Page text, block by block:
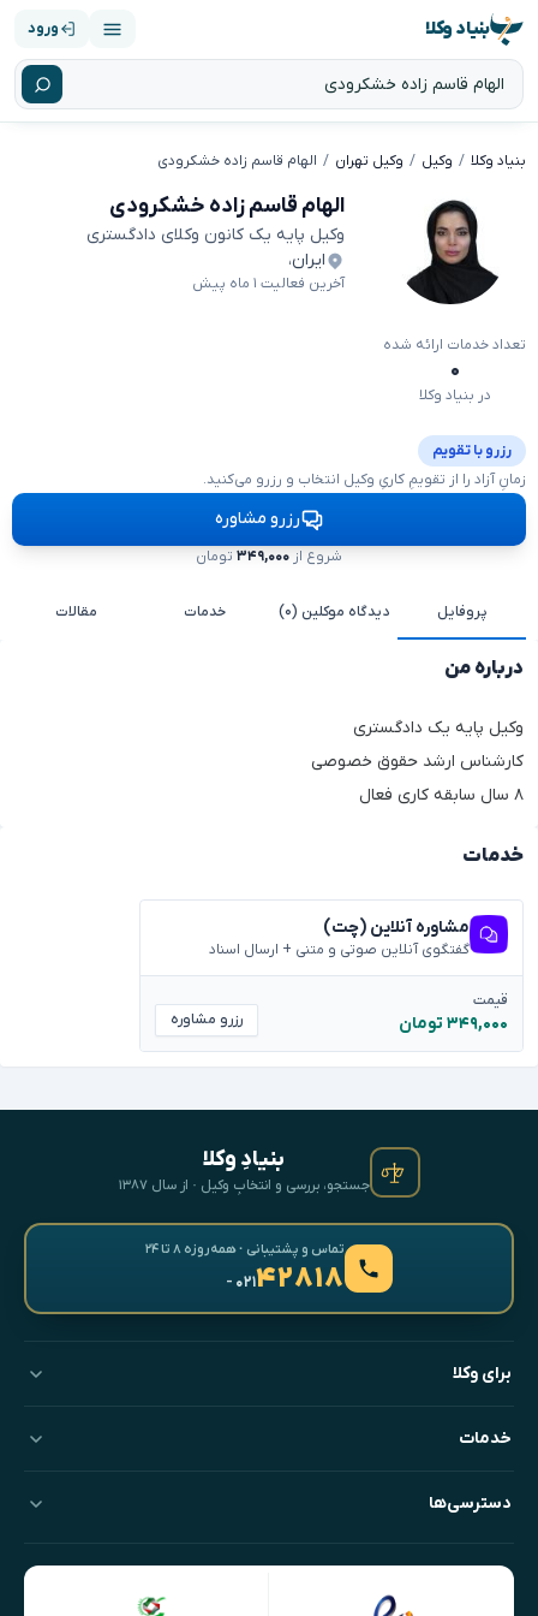
بنیاد وکلا ورود
بنیاد وکلا وکیل وکیل تهران الهام قاسم زاده خشکرودی
الهام قاسم زاده خشکرودی
وکیل پایه یک کانون وکلای دادگستری
ایران،
آخرین فعالیت ۱ ماه پیش
تعداد خدمات ارائه شده
۰
در بنیاد وکلا
رزرو با تقویم
زمانِ آزاد را از تقویمِ کاریِ وکیل انتخاب و رزرو می‌کنید.
رزرو مشاوره
شروع از ۳۴۹,۰۰۰تومان
پروفایل دیدگاه موکلین (۰) خدمات مقالات
درباره من
وکیل پایه یک دادگستری
کارشناس ارشد حقوق خصوصی
۸ سال سابقه کاری فعال
خدمات
مشاوره آنلاین (چت)
گفتگوی آنلاین صوتی و متنی + ارسال اسناد
قیمت
۳۴۹,۰۰۰ تومان رزرو مشاوره
بنیادِ وکلا
جستجو، بررسی و انتخابِ وکیل · از سال ۱۳۸۷
تماس و پشتیبانی · همه‌روزه ۸ تا ۲۴
۴۲۸۱۸- ۰۲۱
برای وکلا
خدمات
دسترسی‌ها